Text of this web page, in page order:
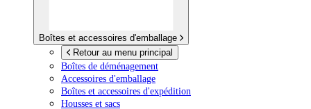
Boîtes et accessoires d'emballage
Retour au menu principal
Boîtes de déménagement
Accessoires d'emballage
Boîtes et accessoires d'expédition
Housses et sacs